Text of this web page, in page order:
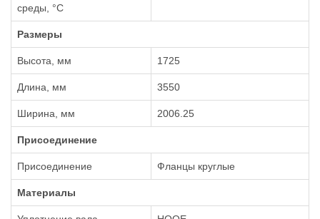
среды, °С
Размеры
Высота, мм 1725
Длина, мм 3550
Ширина, мм 2006.25
Присоединение
Присоединение Фланцы круглые
Материалы